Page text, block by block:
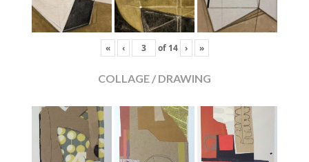
« ‹ of 14 › »
COLLAGE / DRAWING